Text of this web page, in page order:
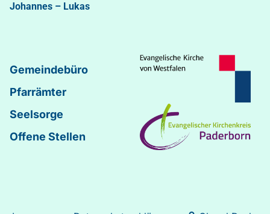
Johannes – Lukas
Gemeindebüro
Pfarrämter
Seelsorge
Offene Stellen